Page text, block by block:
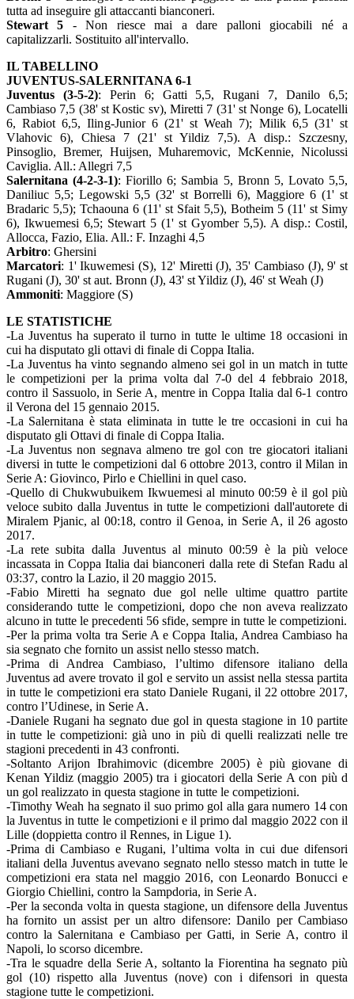
tutta ad inseguire gli attaccanti bianconeri.
Stewart 5 - Non riesce mai a dare palloni giocabili né a
capitalizzarli. Sostituito all'intervallo.
IL TABELLINO
JUVENTUS-SALERNITANA 6-1
Juventus (3-5-2): Perin 6; Gatti 5,5, Rugani 7, Danilo 6,5;
Cambiaso 7,5 (38' st Kostic sv), Miretti 7 (31' st Nonge 6), Locatelli
6, Rabiot 6,5, Iling-Junior 6 (21' st Weah 7); Milik 6,5 (31' st
Vlahovic 6), Chiesa 7 (21' st Yildiz 7,5). A disp.: Szczesny,
Pinsoglio, Bremer, Huijsen, Muharemovic, McKennie, Nicolussi
Caviglia. All.: Allegri 7,5
Salernitana (4-2-3-1): Fiorillo 6; Sambia 5, Bronn 5, Lovato 5,5,
Daniliuc 5,5; Legowski 5,5 (32' st Borrelli 6), Maggiore 6 (1' st
Bradaric 5,5); Tchaouna 6 (11' st Sfait 5,5), Botheim 5 (11' st Simy
6), Ikwuemesi 6,5; Stewart 5 (1' st Gyomber 5,5). A disp.: Costil,
Allocca, Fazio, Elia. All.: F. Inzaghi 4,5
Arbitro: Ghersini
Marcatori: 1' Ikuwemesi (S), 12' Miretti (J), 35' Cambiaso (J), 9' st
Rugani (J), 30' st aut. Bronn (J), 43' st Yildiz (J), 46' st Weah (J)
Ammoniti: Maggiore (S)
LE STATISTICHE
-La Juventus ha superato il turno in tutte le ultime 18 occasioni in
cui ha disputato gli ottavi di finale di Coppa Italia.
-La Juventus ha vinto segnando almeno sei gol in un match in tutte
le competizioni per la prima volta dal 7-0 del 4 febbraio 2018,
contro il Sassuolo, in Serie A, mentre in Coppa Italia dal 6-1 contro
il Verona del 15 gennaio 2015.
-La Salernitana è stata eliminata in tutte le tre occasioni in cui ha
disputato gli Ottavi di finale di Coppa Italia.
-La Juventus non segnava almeno tre gol con tre giocatori italiani
diversi in tutte le competizioni dal 6 ottobre 2013, contro il Milan in
Serie A: Giovinco, Pirlo e Chiellini in quel caso.
-Quello di Chukwubuikem Ikwuemesi al minuto 00:59 è il gol più
veloce subito dalla Juventus in tutte le competizioni dall'autorete di
Miralem Pjanic, al 00:18, contro il Genoa, in Serie A, il 26 agosto
2017.
-La rete subita dalla Juventus al minuto 00:59 è la più veloce
incassata in Coppa Italia dai bianconeri dalla rete di Stefan Radu al
03:37, contro la Lazio, il 20 maggio 2015.
-Fabio Miretti ha segnato due gol nelle ultime quattro partite
considerando tutte le competizioni, dopo che non aveva realizzato
alcuno in tutte le precedenti 56 sfide, sempre in tutte le competizioni.
-Per la prima volta tra Serie A e Coppa Italia, Andrea Cambiaso ha
sia segnato che fornito un assist nello stesso match.
-Prima di Andrea Cambiaso, l’ultimo difensore italiano della
Juventus ad avere trovato il gol e servito un assist nella stessa partita
in tutte le competizioni era stato Daniele Rugani, il 22 ottobre 2017,
contro l’Udinese, in Serie A.
-Daniele Rugani ha segnato due gol in questa stagione in 10 partite
in tutte le competizioni: già uno in più di quelli realizzati nelle tre
stagioni precedenti in 43 confronti.
-Soltanto Arijon Ibrahimovic (dicembre 2005) è più giovane di
Kenan Yildiz (maggio 2005) tra i giocatori della Serie A con più d
un gol realizzato in questa stagione in tutte le competizioni.
-Timothy Weah ha segnato il suo primo gol alla gara numero 14 con
la Juventus in tutte le competizioni e il primo dal maggio 2022 con il
Lille (doppietta contro il Rennes, in Ligue 1).
-Prima di Cambiaso e Rugani, l’ultima volta in cui due difensori
italiani della Juventus avevano segnato nello stesso match in tutte le
competizioni era stata nel maggio 2016, con Leonardo Bonucci e
Giorgio Chiellini, contro la Sampdoria, in Serie A.
-Per la seconda volta in questa stagione, un difensore della Juventus
ha fornito un assist per un altro difensore: Danilo per Cambiaso
contro la Salernitana e Cambiaso per Gatti, in Serie A, contro il
Napoli, lo scorso dicembre.
-Tra le squadre della Serie A, soltanto la Fiorentina ha segnato più
gol (10) rispetto alla Juventus (nove) con i difensori in questa
stagione tutte le competizioni.